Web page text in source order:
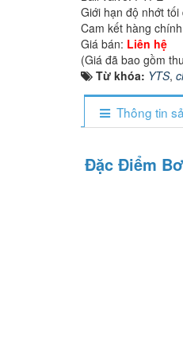
Giới hạn độ nhớt
Cam kết hàng
Giá bán: Liên hệ
(Giá đã bao gồm
Từ khóa: YTS,
Thông tin
Đặc Điểm